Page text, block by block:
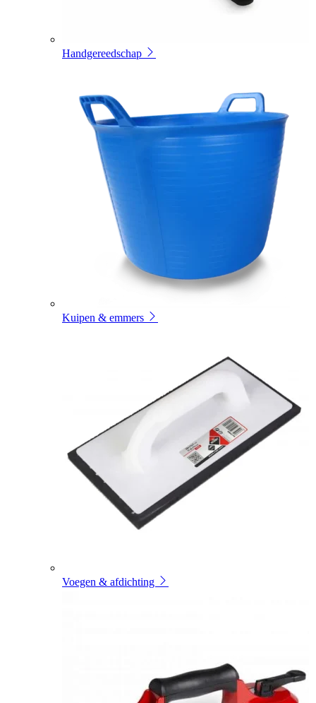
Handgereedschap
Kuipen & emmers
Voegen & afdichting